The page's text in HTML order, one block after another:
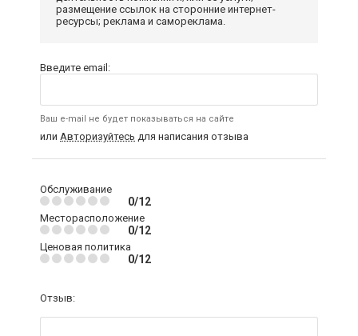
размещение ссылок на сторонние интернет-
ресурсы; реклама и самореклама.
Введите email:
Ваш e-mail не будет показываться на сайте
или Авторизуйтесь для написания отзыва
Обслуживание
0/12
Месторасположение
0/12
Ценовая политика
0/12
Отзыв: